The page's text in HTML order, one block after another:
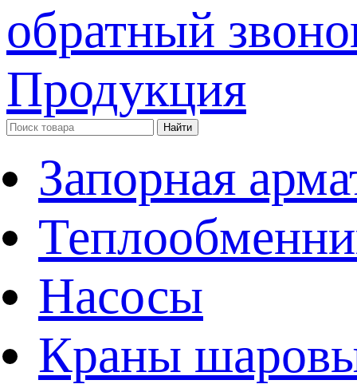
обратный
Продукция
Запорная
Насосы
Краны